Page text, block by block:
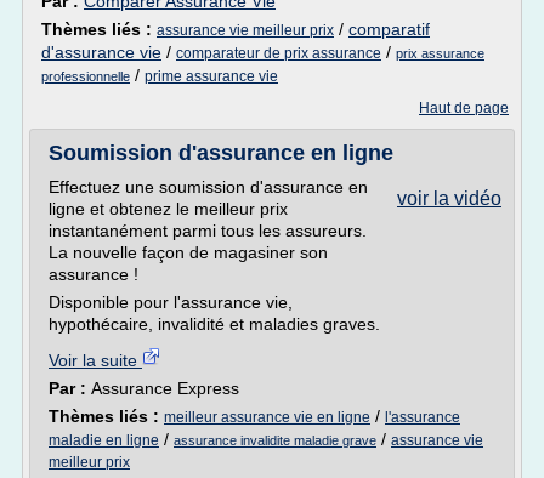
Thèmes liés : assurance vie meilleur prix / comparatif
d'assurance vie / comparateur de prix assurance / prix assurance
professionnelle / prime assurance vie
Haut de page
Soumission d'assurance en ligne
voir la vidéo
Effectuez une soumission d'assurance en
ligne et obtenez le meilleur prix
instantanément parmi tous les assureurs.
La nouvelle façon de magasiner son
assurance !
Disponible pour l'assurance vie,
hypothécaire, invalidité et maladies graves.
Voir la suite
Par : Assurance Express
Thèmes liés : meilleur assurance vie en ligne / l'assurance
maladie en ligne / assurance invalidite maladie grave / assurance vie
meilleur prix